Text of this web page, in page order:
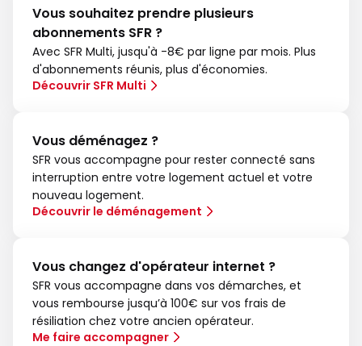
Vous souhaitez prendre plusieurs
abonnements SFR ?
Avec SFR Multi, jusqu'à -8€ par ligne par mois. Plus
d'abonnements réunis, plus d'économies.
Découvrir SFR Multi
Vous déménagez ?
SFR vous accompagne pour rester connecté sans
interruption entre votre logement actuel et votre
nouveau logement.
Découvrir le déménagement
Vous changez d'opérateur internet ?
SFR vous accompagne dans vos démarches, et
vous rembourse jusqu’à 100€ sur vos frais de
résiliation chez votre ancien opérateur.
Me faire accompagner